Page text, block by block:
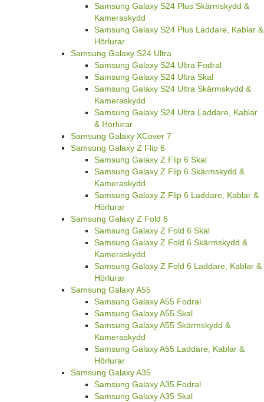
Samsung Galaxy S24 Plus Skärmskydd &
Kameraskydd
Samsung Galaxy S24 Plus Laddare, Kablar &
Hörlurar
Samsung Galaxy S24 Ultra
Samsung Galaxy S24 Ultra Fodral
Samsung Galaxy S24 Ultra Skal
Samsung Galaxy S24 Ultra Skärmskydd &
Kameraskydd
Samsung Galaxy S24 Ultra Laddare, Kablar
& Hörlurar
Samsung Galaxy XCover 7
Samsung Galaxy Z Flip 6
Samsung Galaxy Z Flip 6 Skal
Samsung Galaxy Z Flip 6 Skärmskydd &
Kameraskydd
Samsung Galaxy Z Flip 6 Laddare, Kablar &
Hörlurar
Samsung Galaxy Z Fold 6
Samsung Galaxy Z Fold 6 Skal
Samsung Galaxy Z Fold 6 Skärmskydd &
Kameraskydd
Samsung Galaxy Z Fold 6 Laddare, Kablar &
Hörlurar
Samsung Galaxy A55
Samsung Galaxy A55 Fodral
Samsung Galaxy A55 Skal
Samsung Galaxy A55 Skärmskydd &
Kameraskydd
Samsung Galaxy A55 Laddare, Kablar &
Hörlurar
Samsung Galaxy A35
Samsung Galaxy A35 Fodral
Samsung Galaxy A35 Skal